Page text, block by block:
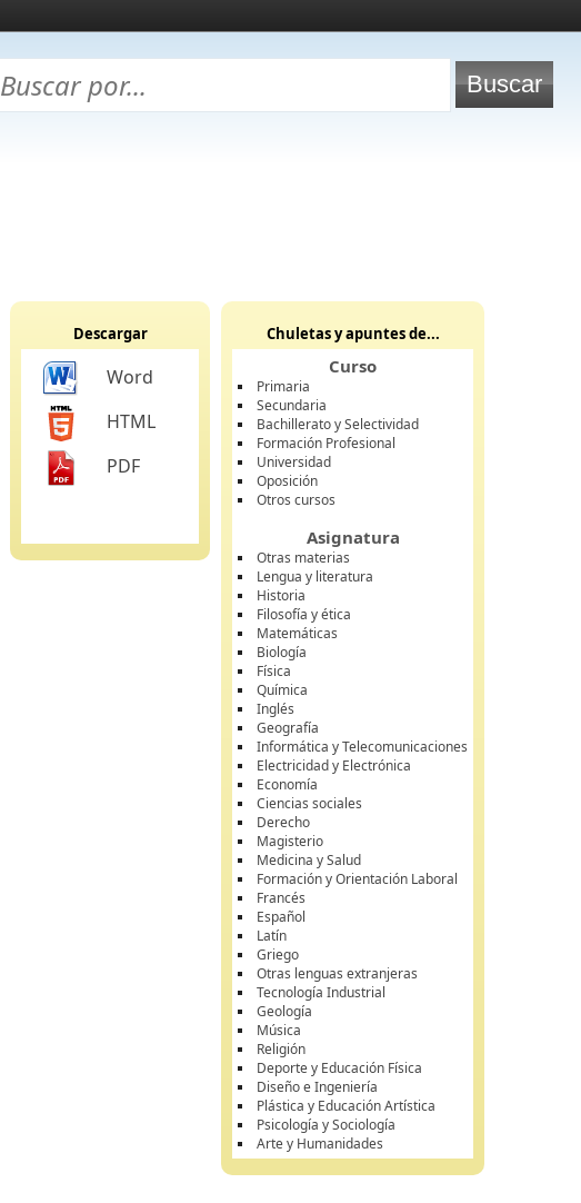
Descargar
Word
HTML
PDF
Chuletas y apuntes de...
Curso
Primaria
Secundaria
Bachillerato y Selectividad
Formación Profesional
Universidad
Oposición
Otros cursos
Asignatura
Otras materias
Lengua y literatura
Historia
Filosofía y ética
Matemáticas
Biología
Física
Química
Inglés
Geografía
Informática y Telecomunicaciones
Electricidad y Electrónica
Economía
Ciencias sociales
Derecho
Magisterio
Medicina y Salud
Formación y Orientación Laboral
Francés
Español
Latín
Griego
Otras lenguas extranjeras
Tecnología Industrial
Geología
Música
Religión
Deporte y Educación Física
Diseño e Ingeniería
Plástica y Educación Artística
Psicología y Sociología
Arte y Humanidades